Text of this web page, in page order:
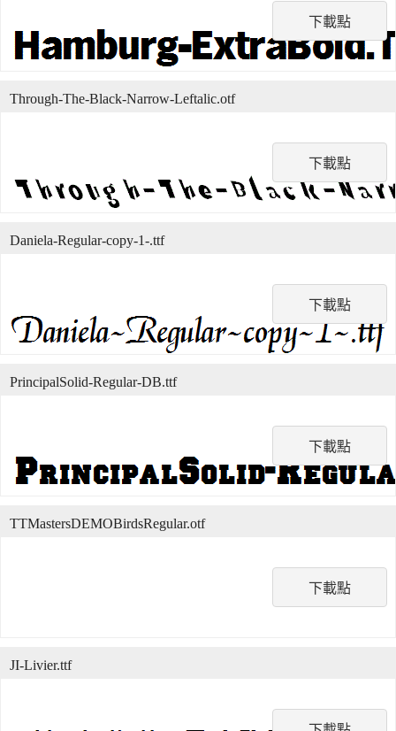
下載點
下載點
Through-The-Black-Narrow-Leftalic.otf
下載點
Daniela-Regular-copy-1-.ttf
下載點
PrincipalSolid-Regular-DB.ttf
下載點
TTMastersDEMOBirdsRegular.otf
JI-Livier.ttf